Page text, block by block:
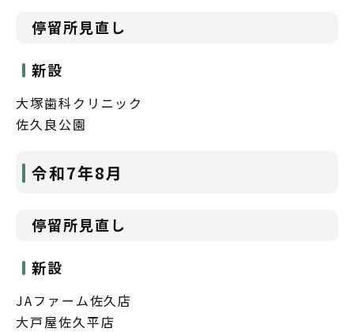
停留所見直し
新設
大塚歯科クリニック
佐久良公園
令和7年8月
停留所見直し
新設
JAファーム佐久店
大戸屋佐久平店